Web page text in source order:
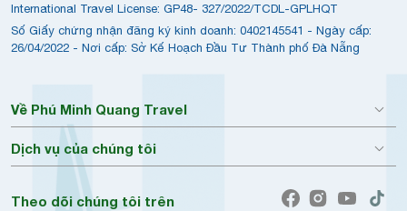
International Travel License: GP48- 327/2022/TCDL-GPLHQT
Số Giấy chứng nhận đăng ký kinh doanh: 0402145541 - Ngày cấp:
26/04/2022 - Nơi cấp: Sở Kế Hoạch Đầu Tư Thành phố Đà Nẵng
Về Phú Minh Quang Travel
Dịch vụ của chúng tôi
Theo dõi chúng tôi trên